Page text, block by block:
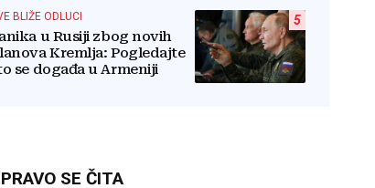
5
BLIŽE ODLUCI
u Rusiji zbog novih
Kremlja: Pogledajte
se događa u Armeniji
SE ČITA